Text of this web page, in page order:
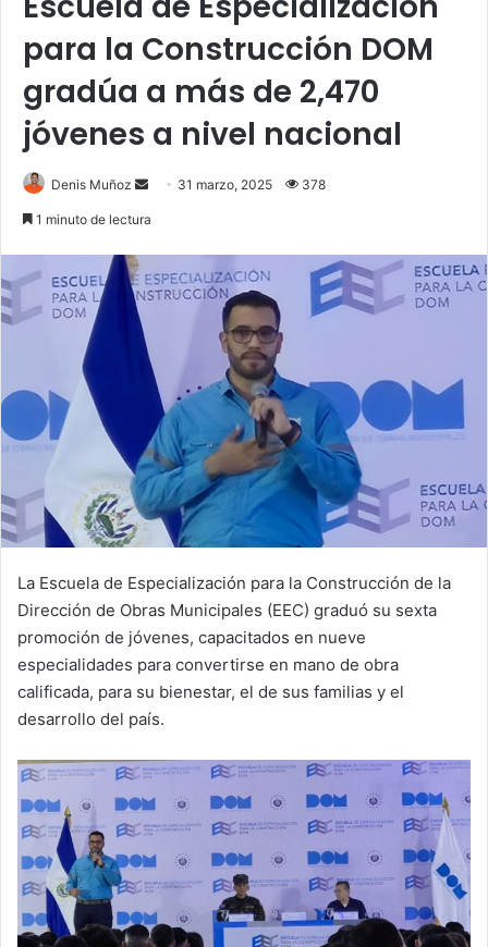
para la Construcción DOM
gradúa a más de 2,470
jóvenes a nivel nacional
Denis Muñoz
Send 31 marzo, 2025 378
1 minuto de lectura
La Escuela de Especialización para la Construcción de la
Dirección de Obras Municipales (EEC) graduó su sexta
promoción de jóvenes, capacitados en nueve
especialidades para convertirse en mano de obra
calificada, para su bienestar, el de sus familias y el
desarrollo del país.